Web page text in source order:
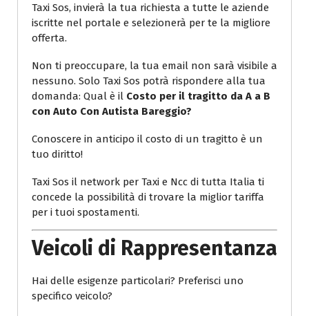
Taxi Sos, invierà la tua richiesta a tutte le aziende
iscritte nel portale e selezionerà per te la migliore
offerta.
Non ti preoccupare, la tua email non sarà visibile a
nessuno. Solo Taxi Sos potrà rispondere alla tua
domanda: Qual è il Costo per il tragitto da A a B
con Auto Con Autista Bareggio?
Conoscere in anticipo il costo di un tragitto è un
tuo diritto!
Taxi Sos il network per Taxi e Ncc di tutta Italia ti
concede la possibilità di trovare la miglior tariffa
per i tuoi spostamenti.
Veicoli di Rappresentanza
Hai delle esigenze particolari? Preferisci uno
specifico veicolo?